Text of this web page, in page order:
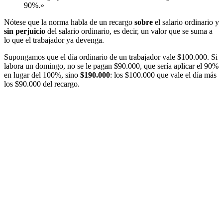
90%.»
Nótese que la norma habla de un recargo sobre el salario ordinario y
sin perjuicio del salario ordinario, es decir, un valor que se suma a
lo que el trabajador ya devenga.
Supongamos que el día ordinario de un trabajador vale $100.000. Si
labora un domingo, no se le pagan $90.000, que sería aplicar el 90%
en lugar del 100%, sino $190.000: los $100.000 que vale el día más
los $90.000 del recargo.